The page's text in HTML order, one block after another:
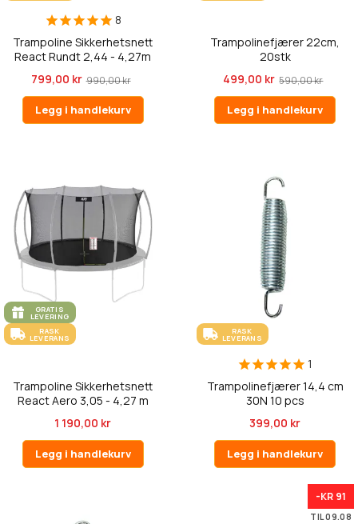
8
Trampoline Sikkerhetsnett
React Rundt 2,44 - 4,27m
799,00 kr 990,00 kr
Legg i handlekurv
Trampolinefjærer 22cm,
20stk
499,00 kr 590,00 kr
Legg i handlekurv
GRATIS
LEVERING
RASK
LEVERANS
Trampoline Sikkerhetsnett
React Aero 3,05 - 4,27 m
1 190,00 kr
Legg i handlekurv
RASK
LEVERANS
1
Trampolinefjærer 14,4 cm
30N 10 pcs
399,00 kr
Legg i handlekurv
-KR 91
TIL 09.08